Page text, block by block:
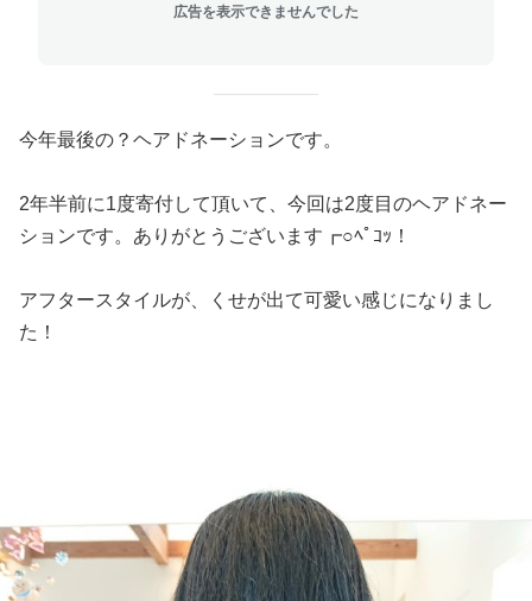
広告を表示できませんでした
今年最後の？ヘアドネーションです。
2年半前に1度寄付して頂いて、今回は2度目のヘアドネー
ションです。ありがとうございます┏○ﾍﾟｺｯ！
アフタースタイルが、くせが出て可愛い感じになりまし
た！